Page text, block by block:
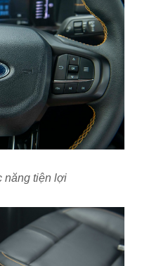
năng tiện lợi